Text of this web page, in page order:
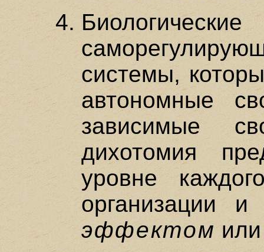
системы,
автономные
зависимые
дихотомия
уровне
организации
эффектом